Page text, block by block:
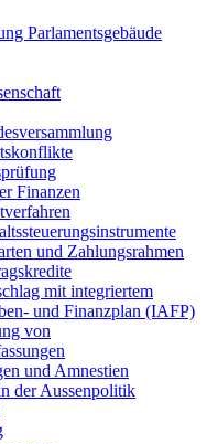
Parlamentsgebäude
Finanzen
und Zahlungsrahmen
mit integriertem
und Finanzplan (IAFP)
von
und Amnestien
der Aussenpolitik